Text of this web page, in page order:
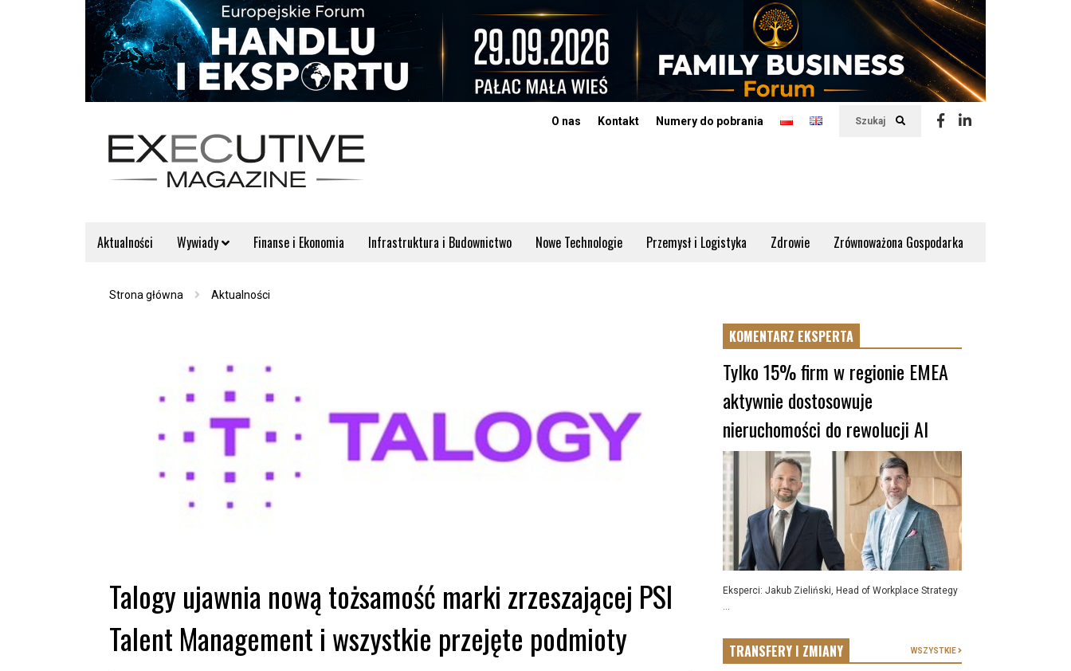
Szukaj
O nas Kontakt Numery do pobrania
Aktualności Wywiady Finanse i Ekonomia Infrastruktura i Budownictwo Nowe Technologie Przemysł i Logistyka Zdrowie Zrównoważona Gospodarka
Strona główna Aktualności
Talogy ujawnia nową tożsamość marki zrzeszającej PSI
Talent Management i wszystkie przejęte podmioty
KOMENTARZ EKSPERTA
Tylko 15% firm w regionie EMEA
aktywnie dostosowuje
nieruchomości do rewolucji AI
Eksperci: Jakub Zieliński, Head of Workplace Strategy
...
TRANSFERY I ZMIANY WSZYSTKIE